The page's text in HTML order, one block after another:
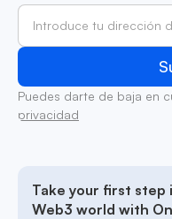
Puedes darte de baja en
privacidad
Take your first step
Web3 world with